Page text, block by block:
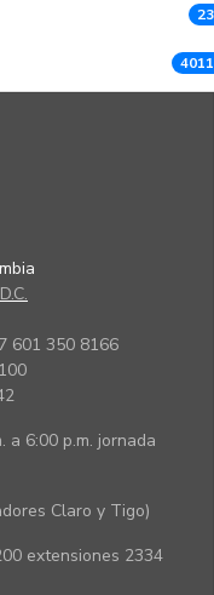
601 350 8166
a 6:00 p.m. jornada
Claro y Tigo)
extensiones 2334